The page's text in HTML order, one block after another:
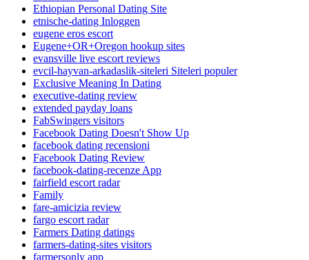
Ethiopian Personal Dating Site
etnische-dating Inloggen
eugene eros escort
Eugene+OR+Oregon hookup sites
evansville live escort reviews
evcil-hayvan-arkadaslik-siteleri Siteleri populer
Exclusive Meaning In Dating
executive-dating review
extended payday loans
FabSwingers visitors
Facebook Dating Doesn't Show Up
facebook dating recensioni
Facebook Dating Review
facebook-dating-recenze App
fairfield escort radar
Family
fare-amicizia review
fargo escort radar
Farmers Dating datings
farmers-dating-sites visitors
farmersonly app